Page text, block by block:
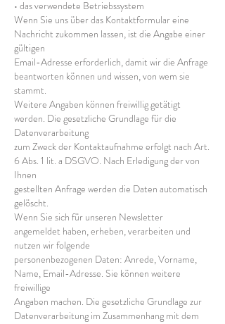
• das verwendete Betriebssystem
Wenn Sie uns über das Kontaktformular eine
Nachricht zukommen lassen, ist die Angabe einer
gültigen
Email-Adresse erforderlich, damit wir die Anfrage
beantworten können und wissen, von wem sie
stammt.
Weitere Angaben können freiwillig getätigt
werden. Die gesetzliche Grundlage für die
Datenverarbeitung
zum Zweck der Kontaktaufnahme erfolgt nach Art.
6 Abs. 1 lit. a DSGVO. Nach Erledigung der von
Ihnen
gestellten Anfrage werden die Daten automatisch
gelöscht.
Wenn Sie sich für unseren Newsletter
angemeldet haben, erheben, verarbeiten und
nutzen wir folgende
personenbezogenen Daten: Anrede, Vorname,
Name, Email-Adresse. Sie können weitere
freiwillige
Angaben machen. Die gesetzliche Grundlage zur
Datenverarbeitung im Zusammenhang mit dem